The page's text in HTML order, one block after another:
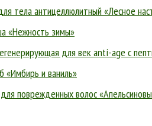
тела антицеллюлитный «Лесное
«Нежность зимы»
для век anti-age с
«Имбирь и ваниль»
поврежденных волос